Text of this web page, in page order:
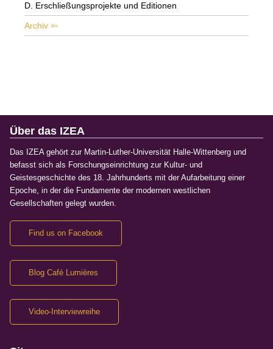
D. Erschließungsprojekte und Editionen
Archiv
Über das IZEA
Das IZEA gehört zur Martin-Luther-Universität Halle-Wittenberg und
befasst sich als Forschungseinrichtung zur Kultur- und
Geistesgeschichte des 18. Jahrhunderts mit der Aufarbeitung einer
Epoche, in der die Fundamente der modernen westlichen
Gesellschaften gelegt wurden.
Find us on Facebook
Blog Café Lumières
Video-Interviewreihe